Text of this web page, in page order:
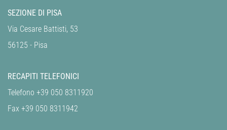
SEZIONE DI PISA
Via Cesare Battisti, 53
56125 - Pisa
RECAPITI TELEFONICI
Telefono +39 050 8311920
Fax +39 050 8311942